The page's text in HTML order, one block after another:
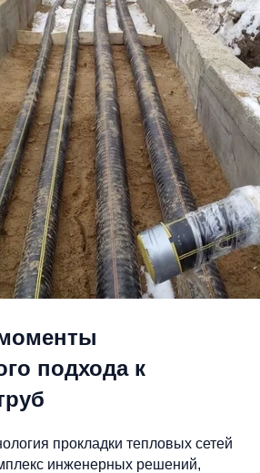
подхода к
прокладки тепловых сетей
инженерных решений,